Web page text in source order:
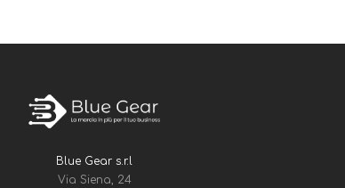
Blue Gear s.r.l
Via Siena, 24